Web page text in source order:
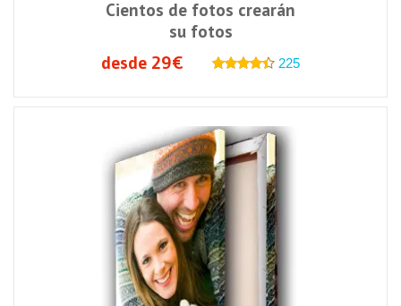
Cientos de fotos crearán
su fotos
desde 29€
225